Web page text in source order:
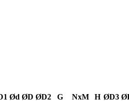
Ød ØD ØD2 G NxM H ØD3